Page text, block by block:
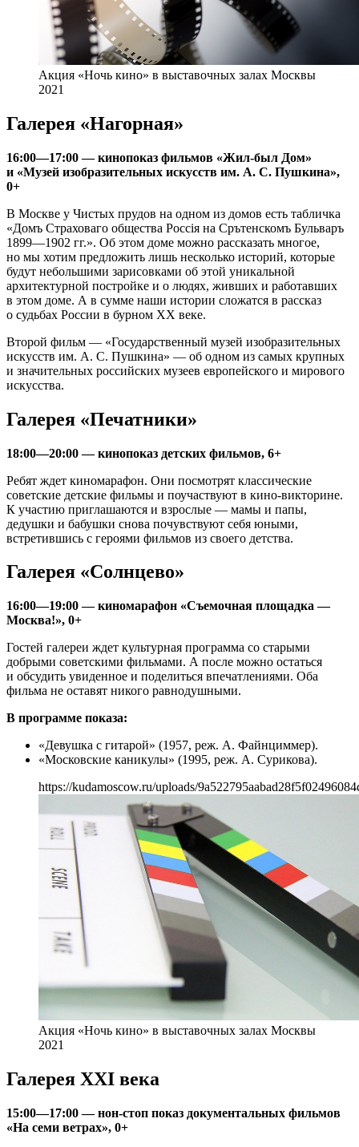
Акция «Ночь кино» в выставочных залах Москвы
2021
Галерея «Нагорная»
16:00—17:00 — кинопоказ фильмов «Жил-был Дом»
и «Музей изобразительных искусств им. А. С. Пушкина»,
0+
В Москве у Чистых прудов на одном из домов есть табличка
«Домъ Страховаго общества Россiя на Срътенскомъ Бульваръ
1899—1902 гг.». Об этом доме можно рассказать многое,
но мы хотим предложить лишь несколько историй, которые
будут небольшими зарисовками об этой уникальной
архитектурной постройке и о людях, живших и работавших
в этом доме. А в сумме наши истории сложатся в рассказ
о судьбах России в бурном ХХ веке.
Второй фильм — «Государственный музей изобразительных
искусств им. А. С. Пушкина» — об одном из самых крупных
и значительных российских музеев европейского и мирового
искусства.
Галерея «Печатники»
18:00—20:00 — кинопоказ детских фильмов, 6+
Ребят ждет киномарафон. Они посмотрят классические
советские детские фильмы и поучаствуют в кино-викторине.
К участию приглашаются и взрослые — мамы и папы,
дедушки и бабушки снова почувствуют себя юными,
встретившись с героями фильмов из своего детства.
Галерея «Солнцево»
16:00—19:00 — киномарафон «Съемочная площадка —
Москва!», 0+
Гостей галереи ждет культурная программа со старыми
добрыми советскими фильмами. А после можно остаться
и обсудить увиденное и поделиться впечатлениями. Оба
фильма не оставят никого равнодушными.
В программе показа:
«Девушка с гитарой» (1957, реж. А. Файнциммер).
«Московские каникулы» (1995, реж. А. Сурикова).
https://kudamoscow.ru/uploads/
Акция «Ночь кино» в выставочных залах Москвы
2021
Галерея XXI века
15:00—17:00 — нон-стоп показ документальных фильмов
«На семи ветрах», 0+